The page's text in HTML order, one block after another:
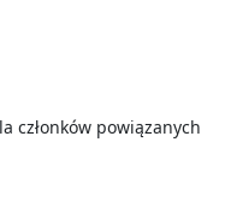
członków powiązanych